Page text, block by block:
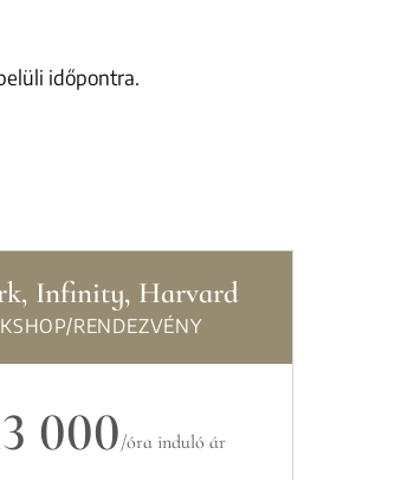
időpontra.
Infinity, Harvard
RENDEZVÉNY
000/óra induló ár